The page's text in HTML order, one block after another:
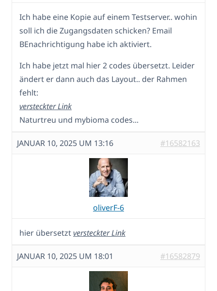
Ich habe eine Kopie auf einem Testserver.. wohin
soll ich die Zugangsdaten schicken? Email
BEnachrichtigung habe ich aktiviert.
Ich habe jetzt mal hier 2 codes übersetzt. Leider
ändert er dann auch das Layout.. der Rahmen
fehlt:
versteckter Link
Naturtreu und mybioma codes...
JANUAR 10, 2025 UM 13:16 #16582163
oliverF-6
hier übersetzt versteckter Link
JANUAR 10, 2025 UM 18:01 #16582879